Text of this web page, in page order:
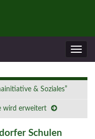
& Soziales”
wird erweitert
Schulen